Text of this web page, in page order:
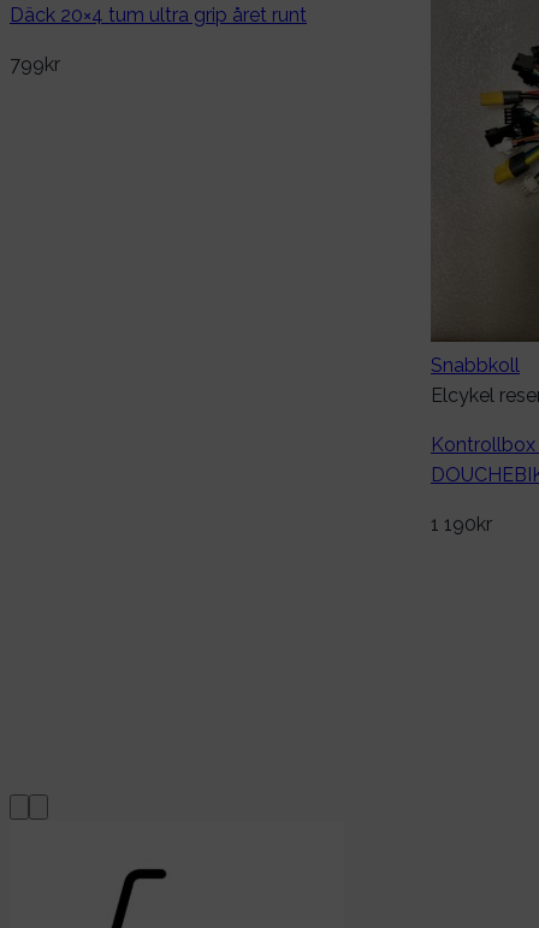
Däck 20×4 tum ultra grip året runt
799kr
Snabbkoll
Elcykel
1 190kr